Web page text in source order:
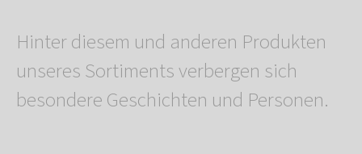
Hinter diesem und anderen Produkten
unseres Sortiments verbergen sich
besondere Geschichten und Personen.